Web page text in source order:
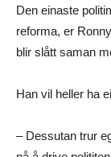
Den einaste
reforma, er
blir slått saman
Han vil heller ha
– Dessutan trur